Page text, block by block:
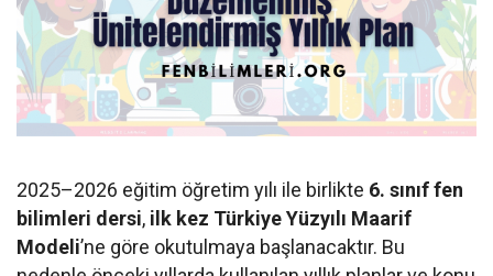
2025–2026 eğitim öğretim yılı ile birlikte 6. sınıf fen
bilimleri dersi, ilk kez Türkiye Yüzyılı Maarif
Modeli’ne göre okutulmaya başlanacaktır. Bu